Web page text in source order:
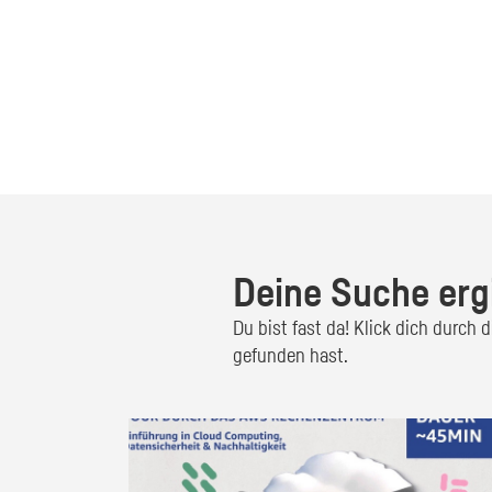
Deine Suche
Du bist fast da! Klick dich durch
gefunden hast.